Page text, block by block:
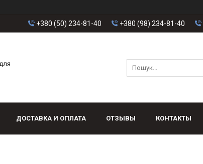
+380 (50) 234-81-40 +380 (98) 234-81-40
ДОСТАВКА И ОПЛАТА ОТЗЫВЫ КОНТАКТЫ